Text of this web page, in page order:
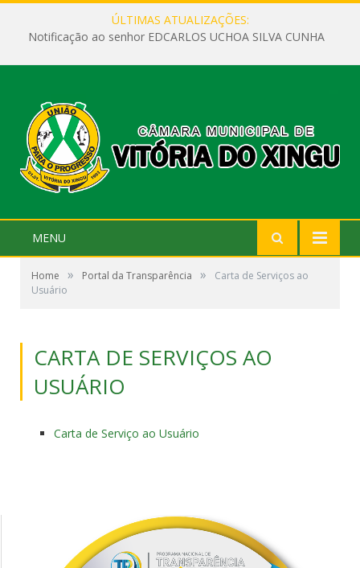
ÚLTIMAS ATUALIZAÇÕES:
Notificação ao senhor EDCARLOS UCHOA SILVA CUNHA
MENU
Home » Portal da Transparência »
Carta de Serviços ao
Usuário
CARTA DE SERVIÇOS AO
USUÁRIO
Carta de Serviço ao Usuário